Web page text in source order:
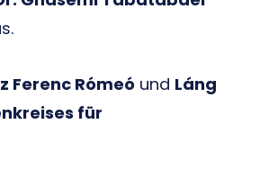
Ferenc Rómeó und Láng
für